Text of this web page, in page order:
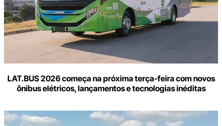
LAT.BUS 2026 começa na próxima terça-feira com novos
ônibus elétricos, lançamentos e tecnologias inéditas